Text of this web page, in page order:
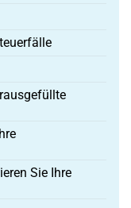
Sie Ihre